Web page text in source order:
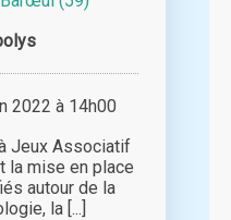
à 14h00
Jeux Associatif
la mise en place
autour de la
la [...]